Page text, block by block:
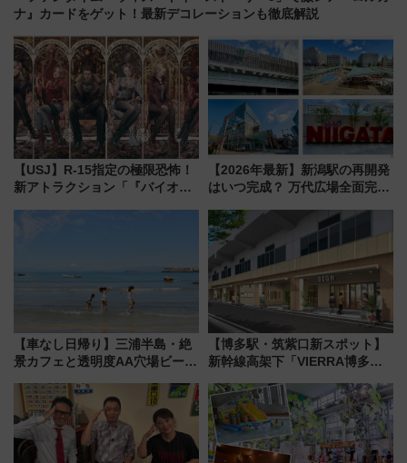
ナ』カードをゲット！最新デコレーションも徹底解説
【USJ】R-15指定の極限恐怖！
新アトラクション「『バイオハ
ブ」今秋登場 ―予測不能の恐
【2026年最新】新潟駅の再開発
はいつ完成？ 万代広場全面完成
開発、バスタ新潟構想まで徹底
解説！
【車なし日帰り】三浦半島・絶
景カフェと透明度AA穴場ビーチ
用してストレスフリー旅へ行こ
う！
【博多駅・筑紫口新スポット】
新幹線高架下「VIERRA博多テ
など注目の全6店舗 「博多活憩
通り」も一新